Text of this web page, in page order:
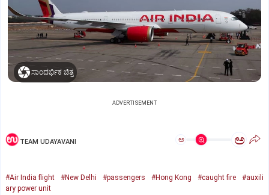
ಸಾಂದರ್ಭಿಕ ಚಿತ್ರ
ADVERTISEMENT
TEAM UDAYAVANI ಅ ಅ
#Air India flight #New Delhi #passengers #Hong Kong #caught fire
#auxili
ary power unit